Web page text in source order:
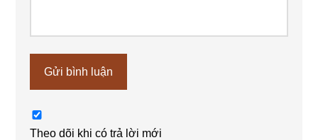
Theo dõi khi có trả lời mới